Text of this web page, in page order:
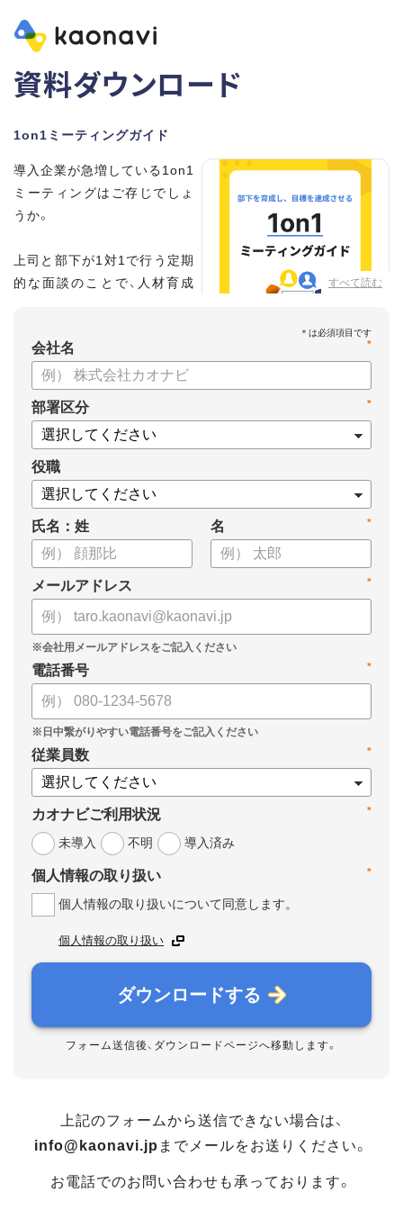
資料ダウンロード
1on1ミーティングガイド
すべて読む
導入企業が急増している1on1
ミーティングはご存じでしょ
うか。
上司と部下が1対1で行う定期
的な面談のことで、人材育成
こちらの資料では、
・1on1とは何か？
・1on1の基本的なやり方
・ 1on1 の基本アジェンダと質問例
についてまとめましたので、ぜひお役立てください。
*
会社名
*
部署区分
役職
氏名：姓 *
名
*
メールアドレス
*
電話番号
*
従業員数
*
カオナビご利用状況
未導入
不明 導入済み
*
個人情報の取り扱い
個人情報の取り扱いについて同意します。
個人情報の取り扱い
ダウンロードする
フォーム送信後、ダウンロードページへ移動します。
上記のフォームから送信できない場合は、
info@kaonavi.jp までメールをお送りください。
お電話でのお問い合わせも承っております。